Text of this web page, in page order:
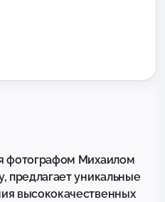
фотографом Михаилом
предлагает уникальные
высококачественных